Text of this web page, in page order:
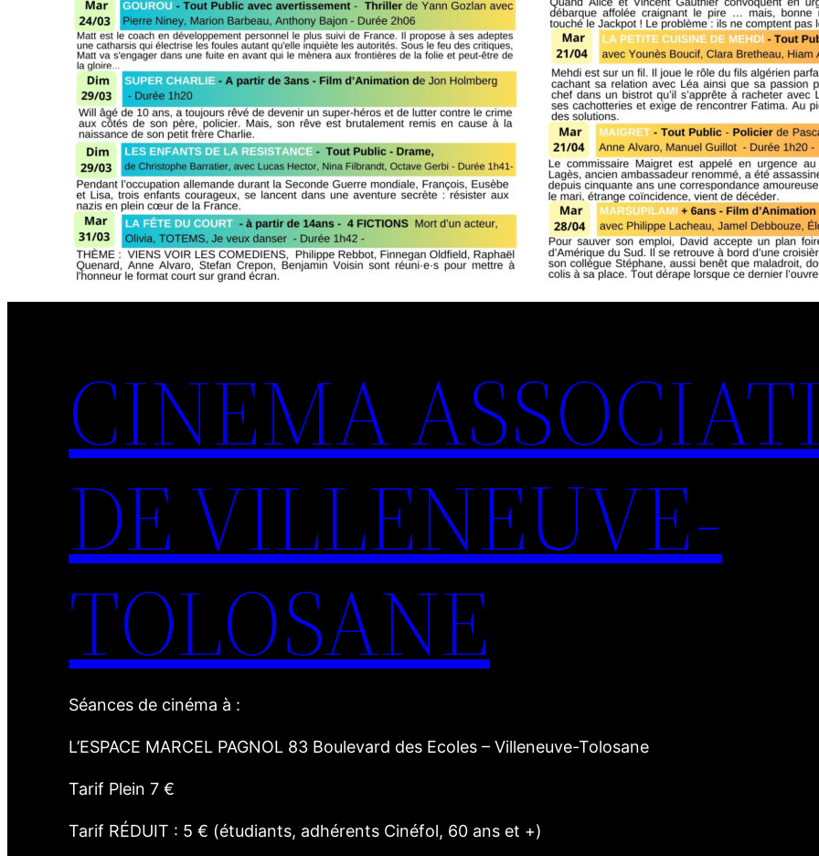
CINEMA
DE VILLENEUVE-
TOLOSANE
Séances de cinéma à :
L’ESPACE MARCEL PAGNOL 83 Boulevard des Ecoles – Villeneuve-Tolosane
Tarif Plein 7 €
Tarif RÉDUIT : 5 € (étudiants, adhérents Cinéfol, 60 ans et +)